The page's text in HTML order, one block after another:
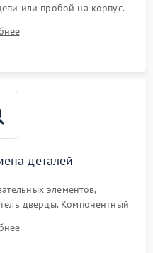
или пробой на корпус.
температуры,
мотора конвекции.
деталей
элементов,
дверцы. Компонентный
контактов и замена